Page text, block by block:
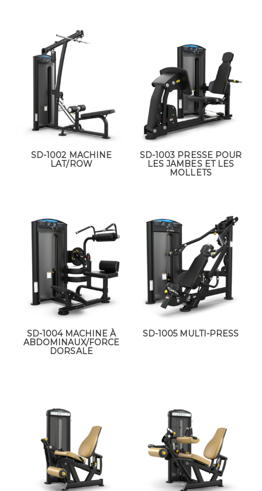
SD-1002 MACHINE
LAT/ROW
SD-1003 PRESSE POUR
LES JAMBES ET LES
MOLLETS
SD-1004 MACHINE À
ABDOMINAUX/FORCE
DORSALE
SD-1005 MULTI-PRESS